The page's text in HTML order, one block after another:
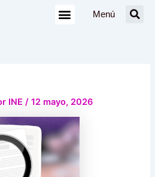
Menú
INE/12 mayo, 2026